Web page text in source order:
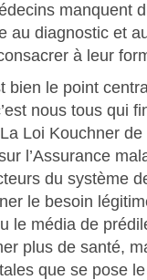
manquent
au diagnostic et
à leur
bien le point
nous tous qui
Loi Kouchner
l’Assurance
du système
le besoin
le média de
plus de santé,
que se pose